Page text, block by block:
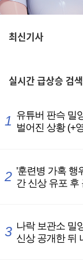
최신기사
실시간급상승 검색